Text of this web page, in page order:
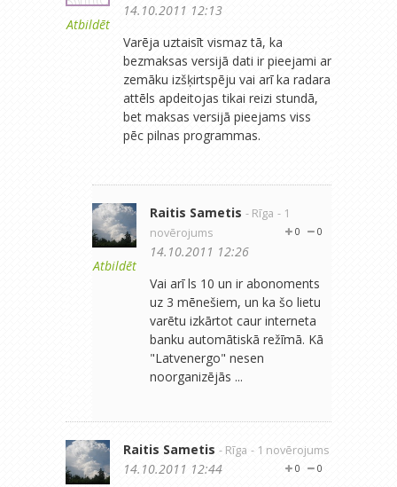
Atbildēt
14.10.2011 12:13
Varēja uztaisīt vismaz tā, ka
bezmaksas versijā dati ir pieejami ar
zemāku izšķirtspēju vai arī ka radara
attēls apdeitojas tikai reizi stundā,
bet maksas versijā pieejams viss
pēc pilnas programmas.
Atbildēt
Raitis Sametis - Rīga - 1
novērojums
0
0
14.10.2011 12:26
Vai arī ls 10 un ir abonoments
uz 3 mēnešiem, un ka šo lietu
varētu izkārtot caur interneta
banku automātiskā režīmā. Kā
"Latvenergo" nesen
noorganizējās ...
Raitis Sametis - Rīga - 1 novērojums
0
0
14.10.2011 12:44